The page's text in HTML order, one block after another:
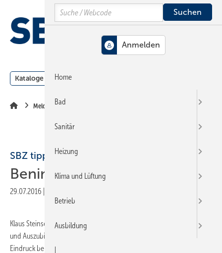
Hauptinhalt
Hauptmenü
SiteSearch
Kataloge Meldungen
Meldungen
SBZ tipp
Benimmberater
29.07.2016
Klaus Steinseifer hat einen kleinen Benimmratgeber für Handwerker
und Auszubildende im Handwerk verfasst. Er ist überzeugt: Der erste
Eindruck beim Kunden entscheidet. Dazu gehören Auftrittskompetenz,
Search
Home
Bad
Sanitär
Heizung
Klima und Lüftung
Betrieb
Ausbildung